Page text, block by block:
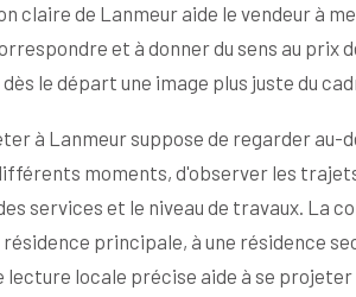
claire de Lanmeur aide le vendeur à
et à donner du sens au prix
le départ une image plus juste du
à Lanmeur suppose de regarder
moments, d'observer les
services et le niveau de travaux. La
principale, à une résidence
lecture locale précise aide à se